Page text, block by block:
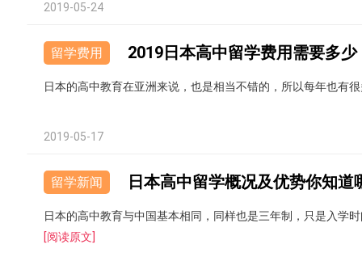
2019-05-24
留学费用 2019日本高中留学费用需要多少
日本的高中教育在亚洲来说，也是相当不错的，所以每年也有
2019-05-17
留学新闻 日本高中留学概况及优势你知道
日本的高中教育与中国基本相同，同样也是三年制，只是入学
[阅读原文]